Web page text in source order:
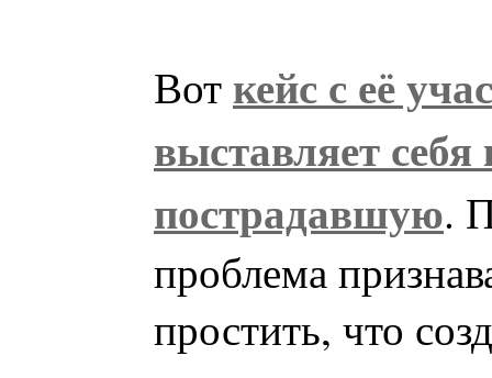
Воткейс с её
выставляет
пострадавшую.
проблема
простить, что